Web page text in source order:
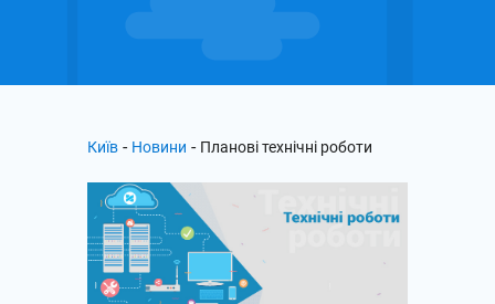
Київ - Новини - Планові технічні роботи